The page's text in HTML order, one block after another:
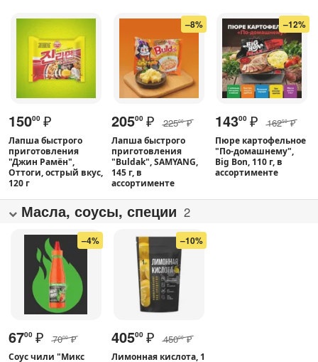
15000 ₽
Лапша быстрого
приготовления
"Джин Рамён",
Оттоги, острый вкус,
120 г
–8%
20500 ₽ 22500 ₽
Лапша быстрого
приготовления
"Buldak", SAMYANG,
145 г, в
ассортименте
–12%
14300 ₽ 16250 ₽
Пюре картофельное
"По-домашнему",
Big Bon, 110 г, в
ассортименте
Масла, соусы, специи 2
–4%
6700 ₽ 7000 ₽
Соус чили "Микс
–10%
40500 ₽ 45000 ₽
Лимонная кислота, 1